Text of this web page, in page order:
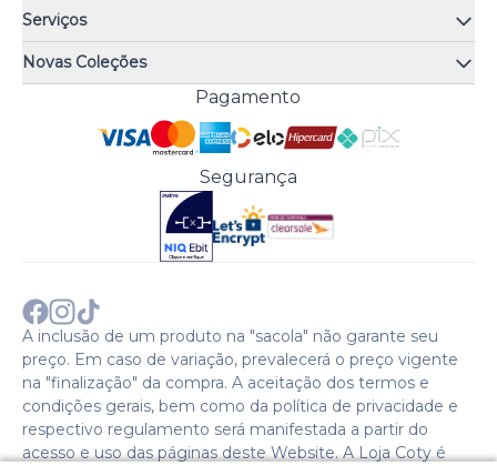
Quem somos
Quiz de fragrâncias
Trocas e Devoluções
Troque Fácil
Perguntas Frequentes
Política de Pagamento
Política de Entrega
Política de Privacidade
Comprar com CNPJ?
Sobre a COTY no mundo
Serviços
Atendimento
Meus Pedidos
Trabalhe Conosco
Preferências de Cookies
Novas Coleções
Cenoura & Bronze
Pagamento
Segurança
A inclusão de um produto na "sacola" não garante seu
preço. Em caso de variação, prevalecerá o preço vigente
na "finalização" da compra. A aceitação dos termos e
condições gerais, bem como da política de privacidade e
respectivo regulamento será manifestada a partir do
acesso e uso das páginas deste Website. A Loja Coty é